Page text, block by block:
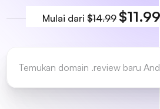
Mulai dari $14.99 $11.99